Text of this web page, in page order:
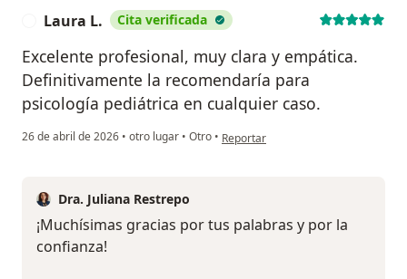
Laura L. Cita verificada
Excelente profesional, muy clara y empática.
Definitivamente la recomendaría para
psicología pediátrica en cualquier caso.
26 de abril de 2026 • otro lugar • Otro • en opinión del usuario Laura L.
Reportar
Dra. Juliana Restrepo
¡Muchísimas gracias por tus palabras y por la
confianza!